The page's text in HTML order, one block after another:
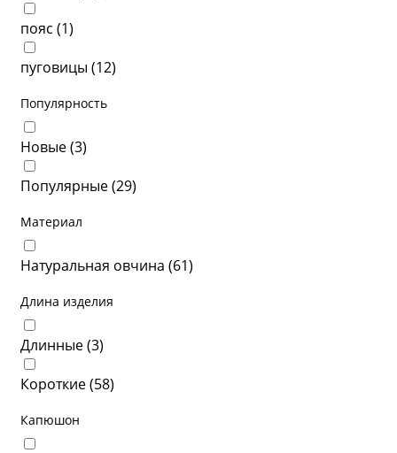
пояс (1)
пуговицы (12)
Популярность
Новые (3)
Популярные (29)
Материал
Натуральная овчина (61)
Длина изделия
Длинные (3)
Короткие (58)
Капюшон